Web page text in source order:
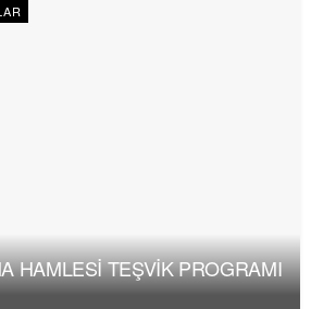
HAMLESİ TEŞVİK PROGRAMI